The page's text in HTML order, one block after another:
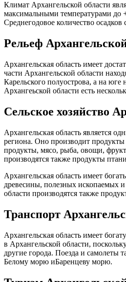
Климат Архангельской области
максимальными температурами до
Среднегодовое количество осадков
Рельеф
Архангельская область имеет
части Архангельской области
Карельского полуострова, а на
Архангеьской области есть
Сельское хозяйство
Архангельская область является
региона. Оно производит продукты
продукты, мясо, рыба, овощи,
производятся также продукты
Архангельская область имеет
древесины, полезных ископаемых
области производятся также
Транспорт
Архангельская область имеет
в Архангельской области,
другие города. Поезда и самолеты
Белому морю иБаренцеву морю.